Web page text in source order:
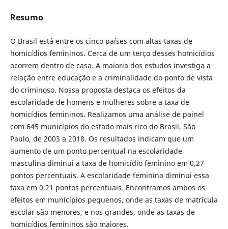
Resumo
O Brasil está entre os cinco países com altas taxas de
homicídios femininos. Cerca de um terço desses homicídios
ocorrem dentro de casa. A maioria dos estudos investiga a
relação entre educação e a criminalidade do ponto de vista
do criminoso. Nossa proposta destaca os efeitos da
escolaridade de homens e mulheres sobre a taxa de
homicídios femininos. Realizamos uma análise de painel
com 645 municípios do estado mais rico do Brasil, São
Paulo, de 2003 a 2018. Os resultados indicam que um
aumento de um ponto percentual na escolaridade
masculina diminui a taxa de homicídio feminino em 0,27
pontos percentuais. A escolaridade feminina diminui essa
taxa em 0,21 pontos percentuais. Encontramos ambos os
efeitos em municípios pequenos, onde as taxas de matrícula
escolar são menores, e nos grandes, onde as taxas de
homicídios femininos são maiores.